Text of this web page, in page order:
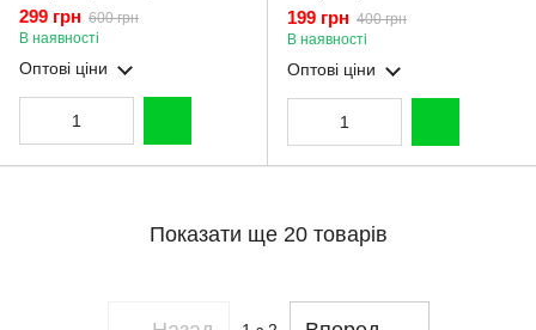
підставкою із золотою
окантовкою на техно камон
19 про чорничний gs1
299 грн 600 грн
В наявності
Оптові ціни
камери із золотою
окантовкою на техно камон
19 про чорничний gs1
199 грн 400 грн
В наявності
Оптові ціни
Показати ще 20 товарів